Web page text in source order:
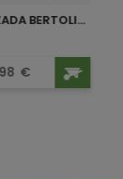
MOTOAZADA BERTOLINI 205S
Precio
€